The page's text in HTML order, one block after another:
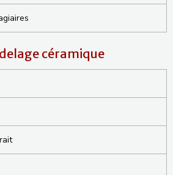
céramique